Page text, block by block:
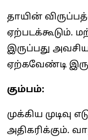
தாயின்
ஏற்படக்கூடும்.
இருப்பது
ஏற்கவேண்டி
கும்பம்:
முக்கிய
அதிகரிக்கும்.